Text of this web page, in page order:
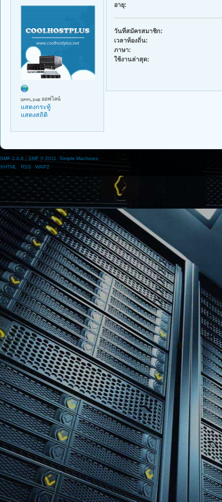
ออฟไลน์
แสดงกระทู้
แสดงสถิติ
อายุ:
วันที่สมัครสมาชิก:
เวลาท้องถิ่น:
ภาษา:
ใช้งานล่าสุด:
SMF 2.0.6 | SMF © 2011
Simple Machines
XHTML
RSS WAP2